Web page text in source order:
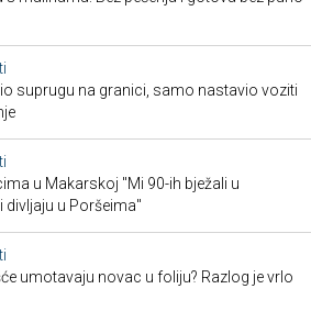
suprugu na granici, samo nastavio voziti
u Makarskoj "Mi 90-ih bježali u
u Poršeima"
umotavaju novac u foliju? Razlog je vrlo